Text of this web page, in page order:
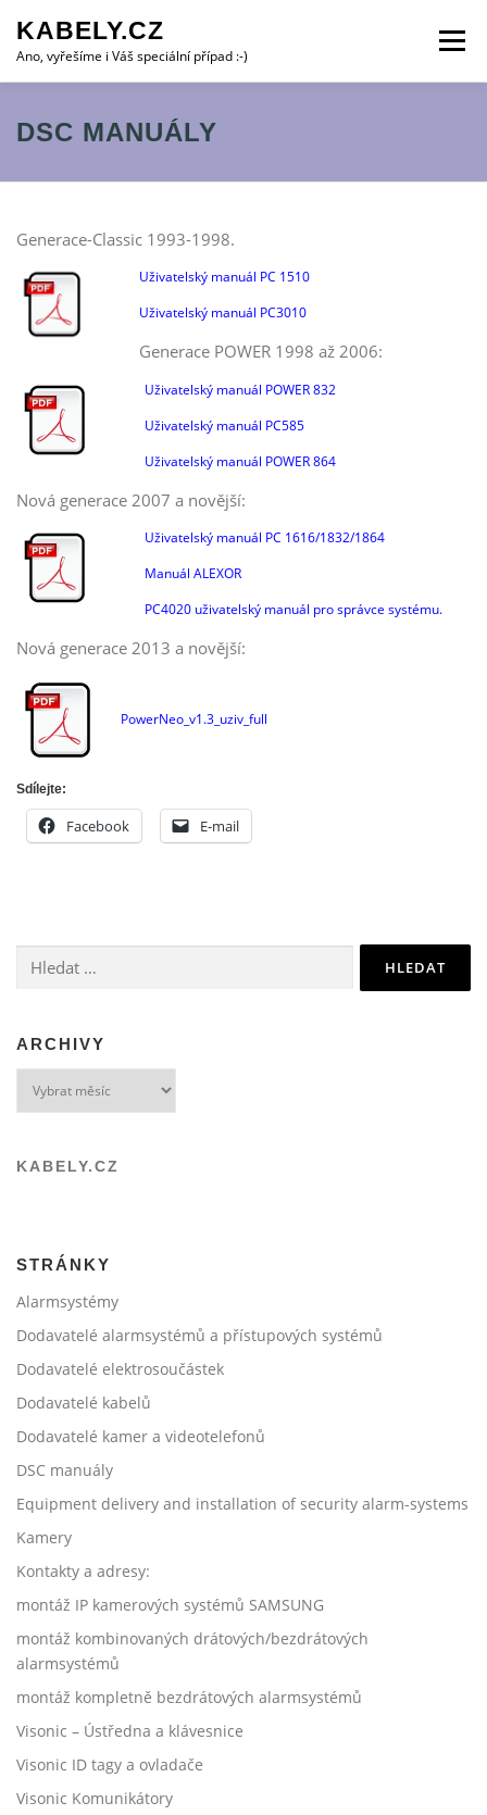
obsah
KABELY.CZ
Ano, vyřešíme i Váš speciální případ :-)
Menu
ALARMSYSTÉMY KAMERY
DSC MANUÁLY
Generace-Classic 1993-1998.
Uživatelský manuál PC 1510
Uživatelský manuál PC3010
Generace POWER 1998 až 2006:
Uživatelský manuál POWER 832
Uživatelský manuál PC585
Uživatelský manuál POWER 864
Nová generace 2007 a novější:
Uživatelský manuál PC 1616/1832/1864
Manuál ALEXOR
PC4020 uživatelský manuál pro správce systému.
Nová generace 2013 a novější:
PowerNeo_v1.3_uziv_full
Sdílejte:
Facebook E-mail
ARCHIVY
KABELY.CZ
STRÁNKY
Alarmsystémy
Dodavatelé alarmsystémů a přístupových systémů
Dodavatelé elektrosoučástek
Dodavatelé kabelů
Dodavatelé kamer a videotelefonů
DSC manuály
Equipment delivery and installation of security alarm-systems
Kamery
Kontakty a adresy:
montáž IP kamerových systémů SAMSUNG
montáž kombinovaných drátových/bezdrátových
alarmsystémů
montáž kompletně bezdrátových alarmsystémů
Visonic – Ústředna a klávesnice
Visonic ID tagy a ovladače
Visonic Komunikátory